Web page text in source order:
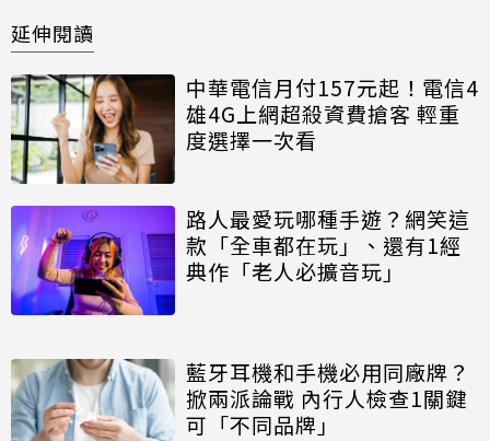
延伸閱讀
中華電信月付157元起！電信4
雄4G上網超殺資費搶客 輕重
度選擇一次看
路人最愛玩哪種手遊？網笑這
款「全車都在玩」、還有1經
典作「老人必擴音玩」
藍牙耳機和手機必用同廠牌？
掀兩派論戰 內行人檢查1關鍵
可「不同品牌」